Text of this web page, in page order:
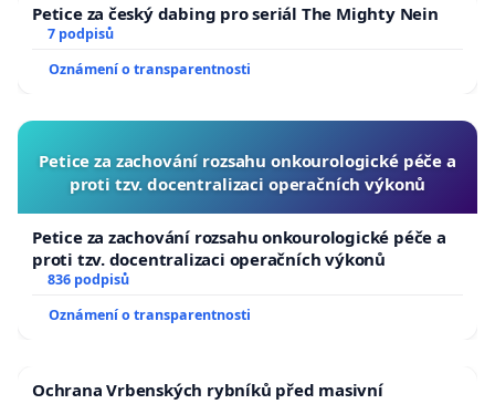
Petice za český dabing pro seriál The Mighty Nein
7 podpisů
Oznámení o transparentnosti
Petice za zachování rozsahu onkourologické péče a
proti tzv. docentralizaci operačních výkonů
Petice za zachování rozsahu onkourologické péče a
proti tzv. docentralizaci operačních výkonů
836 podpisů
Oznámení o transparentnosti
Ochrana Vrbenských rybníků před masivní